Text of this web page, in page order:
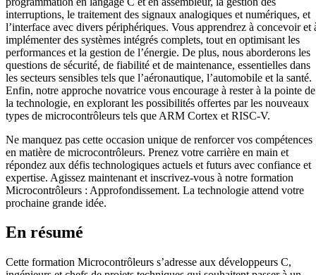
interruptions, le traitement des signaux analogiques et numériques, et
l’interface avec divers périphériques. Vous apprendrez à concevoir et
implémenter des systèmes intégrés complets, tout en optimisant les
performances et la gestion de l’énergie. De plus, nous aborderons les
questions de sécurité, de fiabilité et de maintenance, essentielles dans
les secteurs sensibles tels que l’aéronautique, l’automobile et la santé.
Enfin, notre approche novatrice vous encourage à rester à la pointe de
la technologie, en explorant les possibilités offertes par les nouveaux
types de microcontrôleurs tels que ARM Cortex et RISC-V.
Ne manquez pas cette occasion unique de renforcer vos compétences
en matière de microcontrôleurs. Prenez votre carrière en main et
répondez aux défis technologiques actuels et futurs avec confiance et
expertise. Agissez maintenant et inscrivez-vous à notre formation
Microcontrôleurs : Approfondissement. La technologie attend votre
prochaine grande idée.
En résumé
Cette formation Microcontrôleurs s’adresse aux développeurs C,